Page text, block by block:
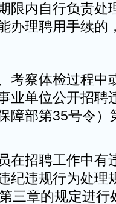
限内自行负责处
办理聘用手续的
考察体检过程中
业单位公开招聘
障部第35号令）
在招聘工作中有
纪违规行为处理
三章的规定进行